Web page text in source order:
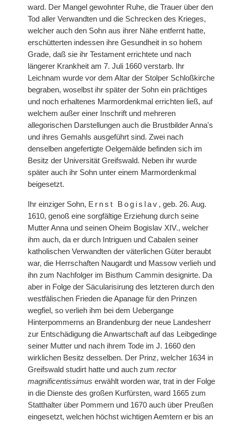
ward. Der Mangel gewohnter Ruhe, die Trauer über den
Tod aller Verwandten und die Schrecken des Krieges,
welcher auch den Sohn aus ihrer Nähe entfernt hatte,
erschütterten indessen ihre Gesundheit in so hohem
Grade, daß sie ihr Testament errichtete und nach
längerer Krankheit am 7. Juli 1660 verstarb. Ihr
Leichnam wurde vor dem Altar der Stolper Schloßkirche
begraben, woselbst ihr später der Sohn ein prächtiges
und noch erhaltenes Marmordenkmal errichten ließ, auf
welchem außer einer Inschrift und mehreren
allegorischen Darstellungen auch die Brustbilder Anna's
und ihres Gemahls ausgeführt sind. Zwei nach
denselben angefertigte Oelgemälde befinden sich im
Besitz der Universität Greifswald. Neben ihr wurde
später auch ihr Sohn unter einem Marmordenkmal
beigesetzt.
Ihr einziger Sohn, Ernst Bogislav , geb. 26. Aug.
1610, genoß eine sorgfältige Erziehung durch seine
Mutter Anna und seinen Oheim Bogislav XIV., welcher
ihm auch, da er durch Intriguen und Cabalen seiner
katholischen Verwandten der väterlichen Güter beraubt
war, die Herrschaften Naugardt und Massow verlieh und
ihn zum Nachfolger im Bisthum Cammin designirte. Da
aber in Folge der Säcularisirung des letzteren durch den
westfälischen Frieden die Apanage für den Prinzen
wegfiel, so verlieh ihm bei dem Uebergange
Hinterpommerns an Brandenburg der neue Landesherr
zur Entschädigung die Anwartschaft auf das Leibgedinge
seiner Mutter und nach ihrem Tode im J. 1660 den
wirklichen Besitz desselben. Der Prinz, welcher 1634 in
Greifswald studirt hatte und auch zum rector
magnificentissimus erwählt worden war, trat in der Folge
in die Dienste des großen Kurfürsten, ward 1665 zum
Statthalter über Pommern und 1670 auch über Preußen
eingesetzt, welchen höchst wichtigen Aemtern er bis an